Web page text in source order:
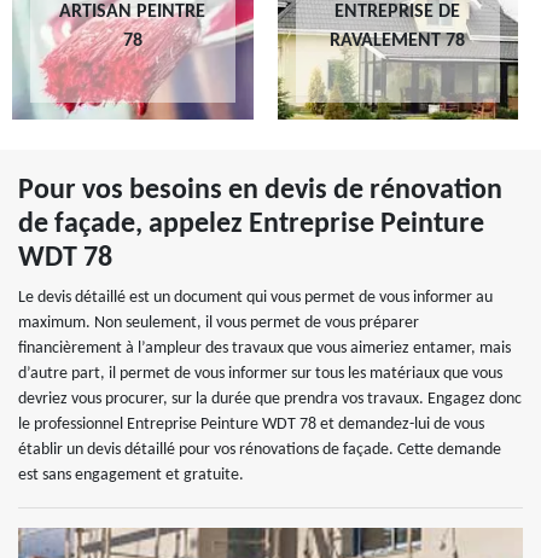
ARTISAN PEINTRE
78
ENTREPRISE DE
RAVALEMENT 78
Pour vos besoins en devis de rénovation
de façade, appelez Entreprise Peinture
WDT 78
Le devis détaillé est un document qui vous permet de vous informer au
maximum. Non seulement, il vous permet de vous préparer
financièrement à l’ampleur des travaux que vous aimeriez entamer, mais
d’autre part, il permet de vous informer sur tous les matériaux que vous
devriez vous procurer, sur la durée que prendra vos travaux. Engagez donc
le professionnel Entreprise Peinture WDT 78 et demandez-lui de vous
établir un devis détaillé pour vos rénovations de façade. Cette demande
est sans engagement et gratuite.